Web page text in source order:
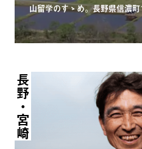
山留学のすゝめ。長野県信濃
長野・宮崎